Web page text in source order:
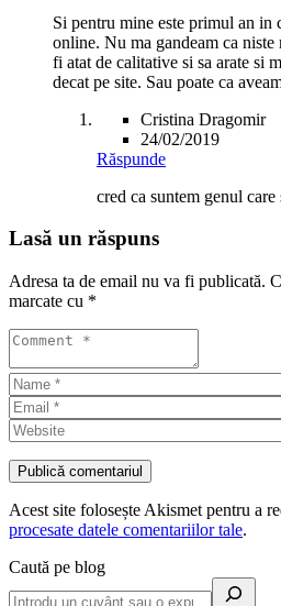
Si pentru mine este primul an in
online. Nu ma gandeam ca
fi atat de calitative si sa arate si
decat pe site. Sau poate ca
Cristina Dragomir
24/02/2019
Răspunde
cred ca suntem genul
Lasă un răspuns
Adresa ta de email nu va fi publicată.
marcate cu *
Acest site folosește Akismet pentru a
procesate datele comentariilor tale.
Caută pe blog